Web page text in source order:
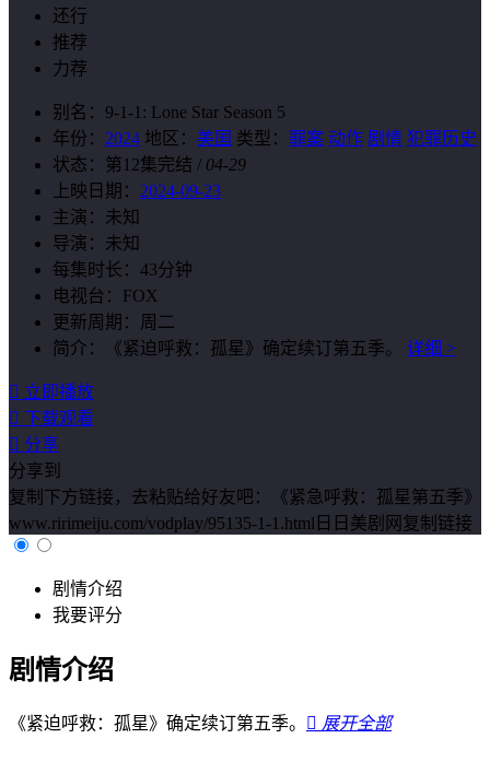
还行
推荐
力荐
别名： 9-1-1: Lone Star Season 5
年份： 2024 地区： 美国 类型： 罪案 动作 剧情 犯罪历史
状态： 第12集完结 / 04-29
上映日期： 2024-09-23
主演： 未知
导演： 未知
每集时长： 43分钟
电视台： FOX
更新周期：
周二
简介：
《紧迫呼救：孤星》确定续订第五季。 详细 >
 立即播放
 下载观看
 分享
分享到
复制下方链接，去粘贴给好友吧：
《紧急呼救：孤星第五季》
www.ririmeiju.com/vodplay/95135-1-1.html日日美剧网 复制链接
剧情介绍
我要评分
剧情介绍
《紧迫呼救：孤星》确定续订第五季。  展开全部